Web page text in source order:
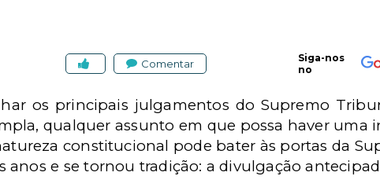
Comentar
Siga-nos
no
os principais julgamentos do Supremo
qualquer assunto em que possa haver uma
constitucional pode bater às portas da
anos e se tornou tradição: a divulgação